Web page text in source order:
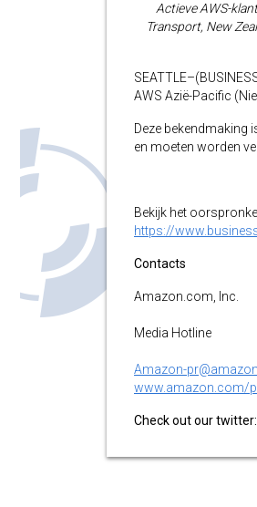
Actieve AWS-
Transport, New
AWS Azië-Pacific
Deze bekendmaking
en moeten worden
Bekijk het
https://
Contacts
Amazon.com, Inc.
Media Hotline
Amazon-
www.amazon.com/
Check out our twitter: